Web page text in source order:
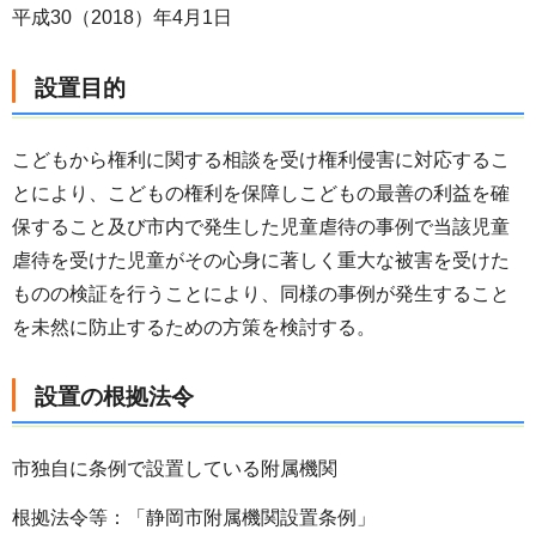
平成30（2018）年4月1日
設置目的
こどもから権利に関する相談を受け権利侵害に対応するこ
とにより、こどもの権利を保障しこどもの最善の利益を確
保すること及び市内で発生した児童虐待の事例で当該児童
虐待を受けた児童がその心身に著しく重大な被害を受けた
ものの検証を行うことにより、同様の事例が発生すること
を未然に防止するための方策を検討する。
設置の根拠法令
市独自に条例で設置している附属機関
根拠法令等：「静岡市附属機関設置条例」